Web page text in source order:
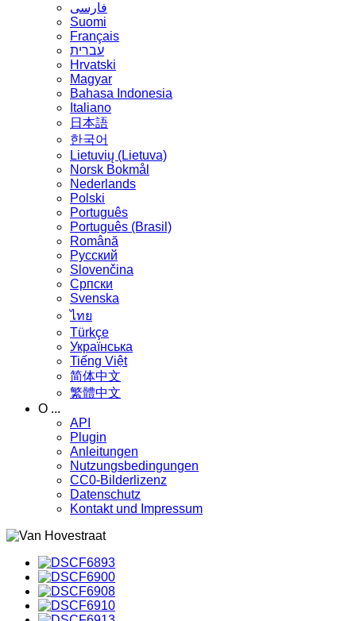
فارسی
Suomi
Français
עברית
Hrvatski
Magyar
Bahasa Indonesia
Italiano
日本語
한국어
Lietuvių (Lietuva)
‪Norsk Bokmål‬
Nederlands
Polski
Português
Português (Brasil)
Română
Русский
Slovenčina
Српски
Svenska
ไทย
Türkçe
Українська
Tiếng Việt
简体中文
繁體中文
O ...
API
Plugin
Anleitungen
Nutzungsbedingungen
CC0-Bilderlizenz
Datenschutz
Kontakt und Impressum